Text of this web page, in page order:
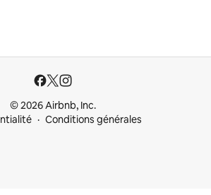
© 2026 Airbnb, Inc.
Conditions générales